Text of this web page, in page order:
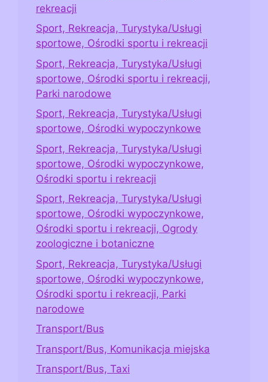
rekreacji
Sport, Rekreacja, Turystyka/Usługi
sportowe, Ośrodki sportu i rekreacji
Sport, Rekreacja, Turystyka/Usługi
sportowe, Ośrodki sportu i rekreacji,
Parki narodowe
Sport, Rekreacja, Turystyka/Usługi
sportowe, Ośrodki wypoczynkowe
Sport, Rekreacja, Turystyka/Usługi
sportowe, Ośrodki wypoczynkowe,
Ośrodki sportu i rekreacji
Sport, Rekreacja, Turystyka/Usługi
sportowe, Ośrodki wypoczynkowe,
Ośrodki sportu i rekreacji, Ogrody
zoologiczne i botaniczne
Sport, Rekreacja, Turystyka/Usługi
sportowe, Ośrodki wypoczynkowe,
Ośrodki sportu i rekreacji, Parki
narodowe
Transport/Bus
Transport/Bus, Komunikacja miejska
Transport/Bus, Taxi